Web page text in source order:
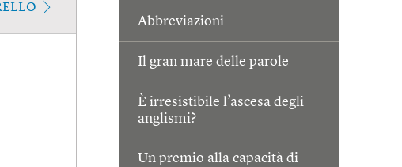
Abbreviazioni
Il gran mare delle parole
È irresistibile l’ascesa degli
anglismi?
Un premio alla capacità di